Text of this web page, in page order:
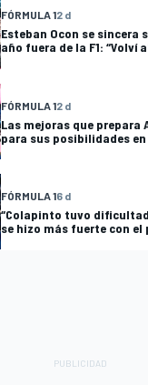
FÓRMULA 12 d
Esteban Ocon se sincera
año fuera de la F1: “Volví
FÓRMULA 12 d
Las mejoras que prepara
para sus posibilidades en
FÓRMULA 16 d
“Colapinto tuvo
se hizo más fuerte con el